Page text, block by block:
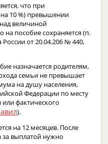
что при
10 %) превышении
величиной
пособие сохраняется (п.
от 20.04.206 № 440,
назначается родителям,
семьи не превышает
на душу населения,
Федерации по месту
фактического
).
на 12 месяцев. После
за выплатой нужно